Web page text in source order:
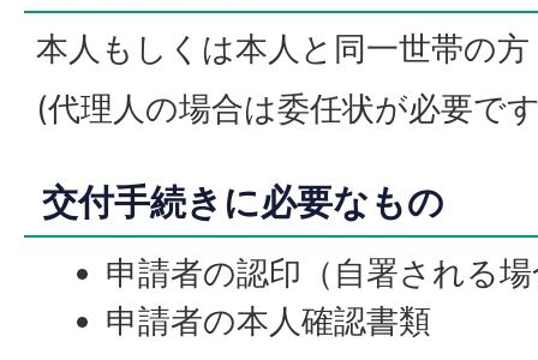
本人もしくは本人と同一世帯の方
(代理人の場合は委任状が必要で
交付手続きに必要なもの
申請者の認印（自署される
申請者の本人確認書類